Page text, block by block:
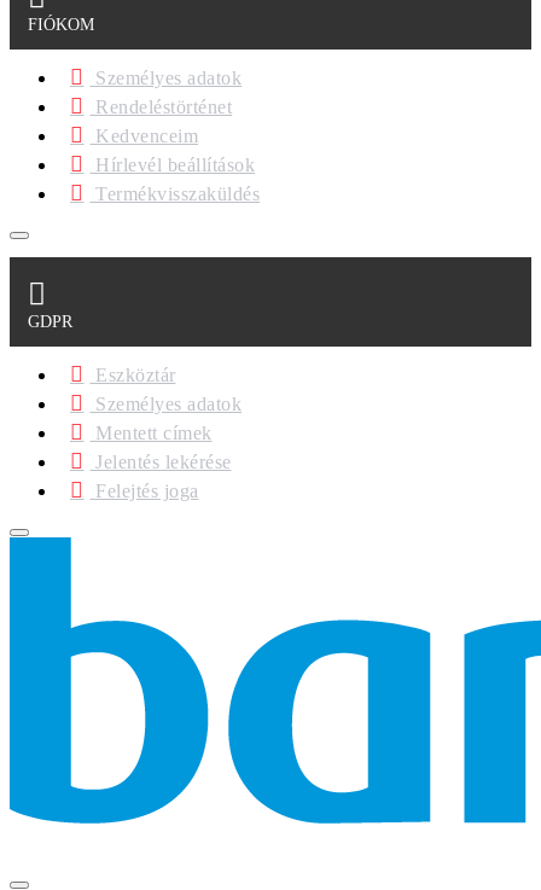
FIÓKOM
Személyes adatok
Rendeléstörténet
Kedvenceim
Hírlevél beállítások
Termékvisszaküldés
GDPR
Eszköztár
Személyes adatok
Mentett címek
Jelentés lekérése
Felejtés joga